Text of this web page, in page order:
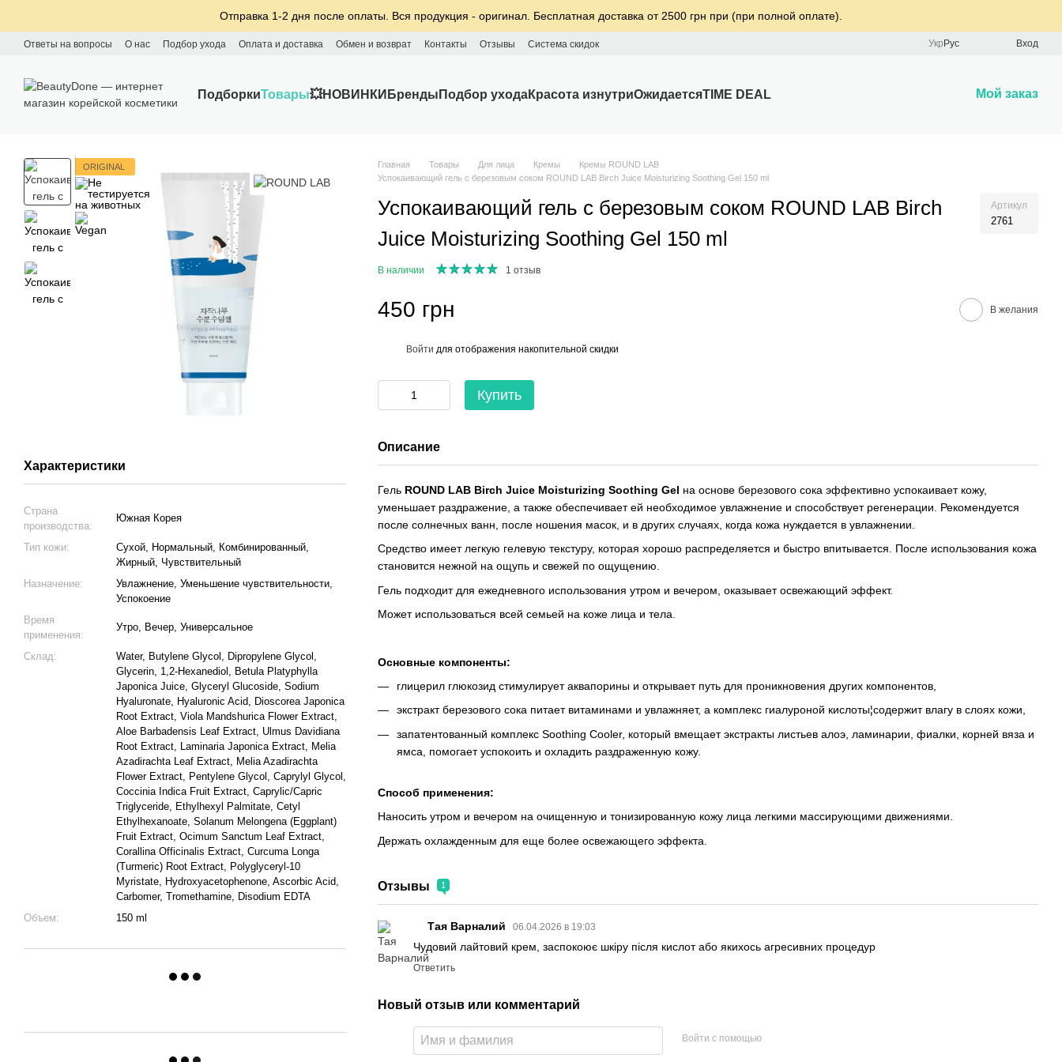
Отправка 1-2 дня после оплаты. Вся продукция - оригинал. Бесплатная доставка от 2500 грн при (при полной оплате).
Ответы на вопросы О нас Подбор ухода Оплата и доставка Обмен и возврат Контакты Отзывы Система скидок Укр Рус Вход
ПодборкиТовары💥НОВИНКИ Бренды Подбор уходаКрасота изнутриОжидаетсяTIME DEAL Мой заказ
ORIGINAL
Характеристики
Страна
производства:
Южная Корея
Тип кожи:
Сухой, Нормальный, Комбинированный,
Жирный, Чувствительный
Назначение:
Увлажнение, Уменьшение чувствительности,
Успокоение
Время
применения:
Утро, Вечер, Универсальное
Склад:
Water, Butylene Glycol, Dipropylene Glycol,
Glycerin, 1,2-Hexanediol, Betula Platyphylla
Japonica Juice, Glyceryl Glucoside, Sodium
Hyaluronate, Hyaluronic Acid, Dioscorea Japonica
Root Extract, Viola Mandshurica Flower Extract,
Aloe Barbadensis Leaf Extract, Ulmus Davidiana
Root Extract, Laminaria Japonica Extract, Melia
Azadirachta Leaf Extract, Melia Azadirachta
Flower Extract, Pentylene Glycol, Caprylyl Glycol,
Coccinia Indica Fruit Extract, Caprylic/Capric
Triglyceride, Ethylhexyl Palmitate, Cetyl
Ethylhexanoate, Solanum Melongena (Eggplant)
Fruit Extract, Ocimum Sanctum Leaf Extract,
Corallina Officinalis Extract, Curcuma Longa
(Turmeric) Root Extract, Polyglyceryl-10
Myristate, Hydroxyacetophenone, Ascorbic Acid,
Carbomer, Tromethamine, Disodium EDTA
Объем:
150 ml
Главная Товары Для лица Кремы
Кремы ROUND LAB
Успокаивающий гель с березовым соком ROUND LAB Birch Juice Moisturizing Soothing Gel 150 ml
Успокаивающий гель с березовым соком ROUND LAB Birch
Juice Moisturizing Soothing Gel 150 ml
Артикул
2761
В наличии 1 отзыв
450 грн В желания
Войти для отображения накопительной скидки
Купить
Описание
Гель ROUND LAB Birch Juice Moisturizing Soothing Gel на основе березового сока эффективно успокаивает кожу,
уменьшает раздражение, а также обеспечивает ей необходимое увлажнение и способствует регенерации. Рекомендуется
после солнечных ванн, после ношения масок, и в других случаях, когда кожа нуждается в увлажнении.
Средство имеет легкую гелевую текстуру, которая хорошо распределяется и быстро впитывается. После использования кожа
становится нежной на ощупь и свежей по ощущению.
Гель подходит для ежедневного использования утром и вечером, оказывает освежающий эффект.
Может использоваться всей семьей на коже лица и тела.
Основные компоненты:
глицерил глюкозид стимулирует аквапорины и открывает путь для проникновения других компонентов,
экстракт березового сока питает витаминами и увлажняет, а комплекс гиалуроной кислоты¦содержит влагу в слоях кожи,
запатентованный комплекс Soothing Cooler, который вмещает экстракты листьев алоэ, ламинарии, фиалки, корней вяза и
ямса, помогает успокоить и охладить раздраженную кожу.
Способ применения:
Наносить утром и вечером на очищенную и тонизированную кожу лица легкими массирующими движениями.
Держать охлажденным для еще более освежающего эффекта.
Отзывы 1
Тая Варналий 06.04.2026 в 19:03
Чудовий лайтовий крем, заспокоює шкіру після кислот або якихось агресивних процедур
Ответить
Новый отзыв или комментарий
Войти с помощью